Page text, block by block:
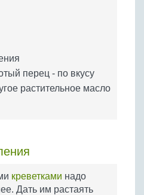
перец - по вкусу
растительное масло
креветками надо
Дать им растаять